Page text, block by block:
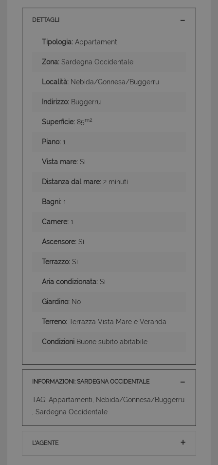
DETTAGLI
Tipologia: Appartamenti
Zona: Sardegna Occidentale
Località: Nebida/Gonnesa/Buggerru
Indirizzo: Buggerru
Superficie: 85m2
Piano: 1
Vista mare: Si
Distanza dal mare: 2 minuti
Bagni: 1
Camere: 1
Ascensore: Si
Terrazzo: Si
Aria condizionata: Si
Giardino: No
Terreno: Terrazza Vista Mare e Veranda
Condizioni Buone subito abitabile
INFORMAZIONI: SARDEGNA OCCIDENTALE
TAG: Appartamenti, Nebida/Gonnesa/Buggerru
, Sardegna Occidentale
L'AGENTE